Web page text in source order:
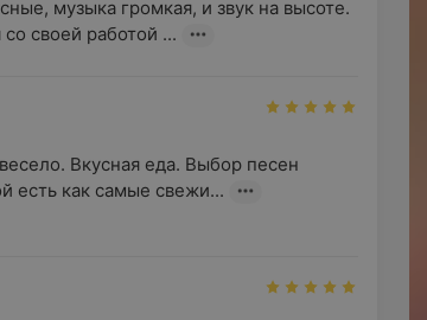
музыка громкая, и звук на высоте.
своей работой ...
Вкусная еда. Выбор песен
есть как самые свежи...